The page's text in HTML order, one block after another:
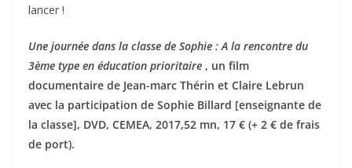
lancer !
Une journée dans la classe de Sophie : A la rencontre du
3ème type en éducation prioritaire , un film
documentaire de Jean-marc Thérin et Claire Lebrun
avec la participation de Sophie Billard [enseignante de
la classe], DVD, CEMEA, 2017,52 mn, 17 € (+ 2 € de frais
de port).